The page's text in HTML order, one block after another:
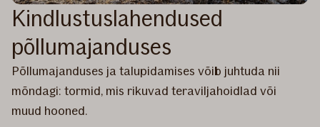
Kindlustuslahendused
põllumajanduses
Põllumajanduses ja talupidamises võib juhtuda nii
mõndagi: tormid, mis rikuvad teraviljahoidlad või
muud hooned.